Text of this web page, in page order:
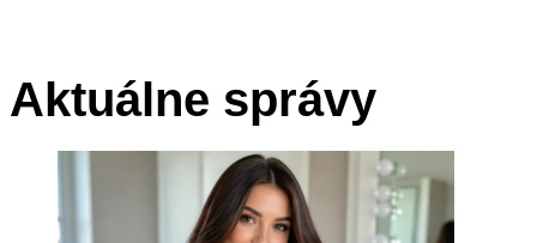
Aktuálne správy